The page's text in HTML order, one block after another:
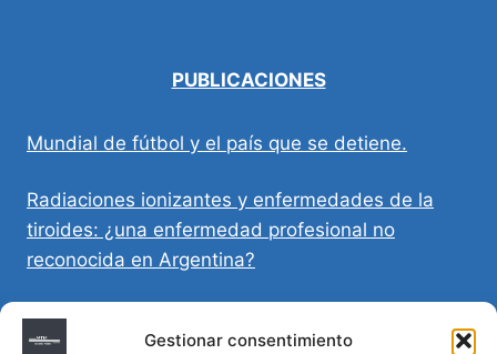
Gestionar consentimiento
PUBLICACIONES
Mundial de fútbol y el país que se detiene.
Radiaciones ionizantes y enfermedades de la
tiroides: ¿una enfermedad profesional no
reconocida en Argentina?
Directivas Médicas Anticipadas en Córdoba:
requisitos, registro y validez legal